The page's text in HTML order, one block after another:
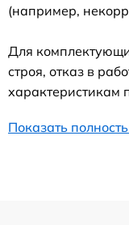
(например,
Для
строя, отказ в
характеристикам
Показать